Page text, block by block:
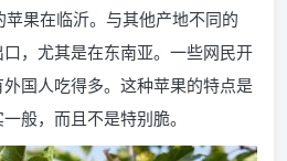
果在临沂。与其他产地不同的
，尤其是在东南亚。一些网民开
国人吃得多。这种苹果的特点是
般，而且不是特别脆。